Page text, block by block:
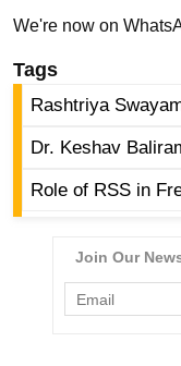
ट
स
मं
रि
ले
We're now on
Tags
Rashtriya
Dr. Keshav
Role of RSS in